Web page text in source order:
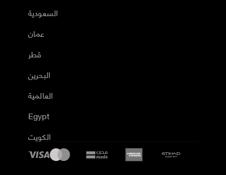
السعودية
عمان
قطر
البحرين
العالمية
Egypt
الكويت